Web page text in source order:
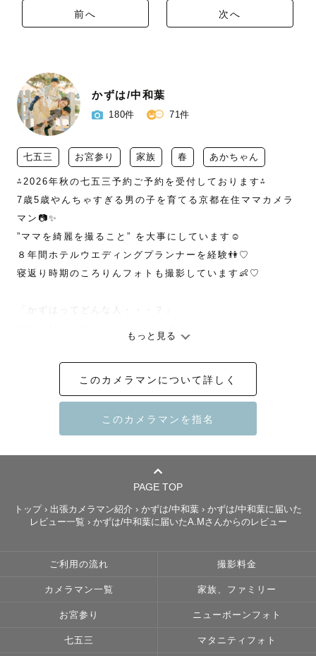
前へ 次へ
かずは/中和葉
180件 71件
七五三 お宮参り 家族 春 あかちゃん
⁂2026年秋の七五三予約ご予約を受付しております⁂
7歳5歳やんちゃすぎる男の子を育てる京都在住ママカメラ
マン📷✨
”ママを綺麗を撮ること” を大事にしています☺︎
８年間ホテルウエディングプランナーを経験👫♡
寝返り時期のころりんフォトも撮影しています👶♡
「かずはってどんな人・・・？」
･.｡ ｡:* .･ﾟ.ﾟ･. ｡:* .･ﾟ.ﾟ･.  ｡:* .･ﾟ.ﾟ･.  ｡:* .･ﾟ.ﾟ･.
｡:* .･ﾟ.ﾟ･.  ｡:* .･ﾟ.ﾟ･.
初めまして！
関西ラブグラファーのかずはです🌿
数あるカメラマンの中から見つけて下さりありがとうござ
います！
大切な記念日や日常の幸せを一緒にカタチに残していきま
カメラ目線のお写真ももちろん大事ですが、ナチュラルな
いつ見返してもあったかい気持ちになるような思い出深い1
枚1枚のお写真を撮影させていただきます！
もっと見る
このカメラマンについて詳しく
PAGE TOP
トップ › 出張カメラマン紹介 › かずは/中和葉 › かずは/中和葉に届いた
レビュー一覧 › かずは/中和葉に届いたA.Mさんからのレビュー
ご利用の流れ 撮影料金
カメラマン一覧 家族、ファミリー
お宮参り ニューボーンフォト
七五三 マタニティフォト